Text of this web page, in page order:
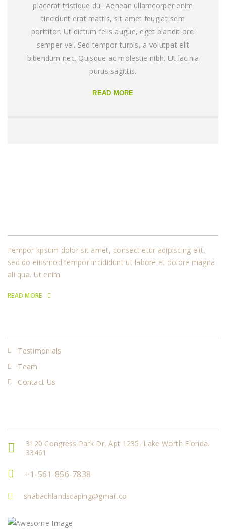
placerat tristique dui. Aenean ullamcorper enim
tincidunt erat mattis, sit amet feugiat sem
porttitor. Ut dictum felis augue, eget blandit orci
semper vel. Sed tempor turpis, a volutpat elit
bibendum nec. Quisque ac molestie nibh. Ut lacinia
purus sagittis.
READ MORE
Fempor kpsum dolor sit amet, consect etur adipiscing elit,
sed do eiusmod tempor incididunt ut labore et dolore magna
ali qua. Ut enim
READ MORE
Testimonials
Team
Contact Us
3120 Congress Park Dr, Apt 1235, Lake Worth Florida.
33461
+1-561-856-7838
shabachlandscaping@gmail.co